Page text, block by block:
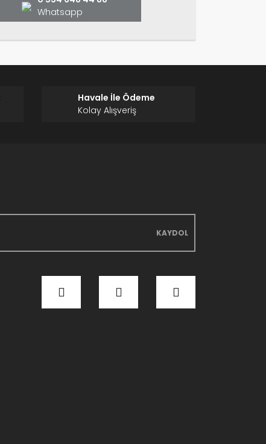
Whatsapp
Havale İle Ödeme
Kolay Alışveriş
KAYDOL